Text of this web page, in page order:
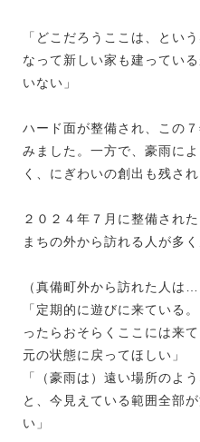
「どこだろうここは、とい
なって新しい家も建ってい
いない」
ハード面が整備され、この
みました。一方で、豪雨に
く、にぎわいの創出も残さ
２０２４年７月に整備され
まちの外から訪れる人が多く
（真備町外から訪れた人は…
「定期的に遊びに来ている
ったらおそらくここには来
元の状態に戻ってほしい」
「（豪雨は）遠い場所のよ
と、今見えている範囲全部
い」